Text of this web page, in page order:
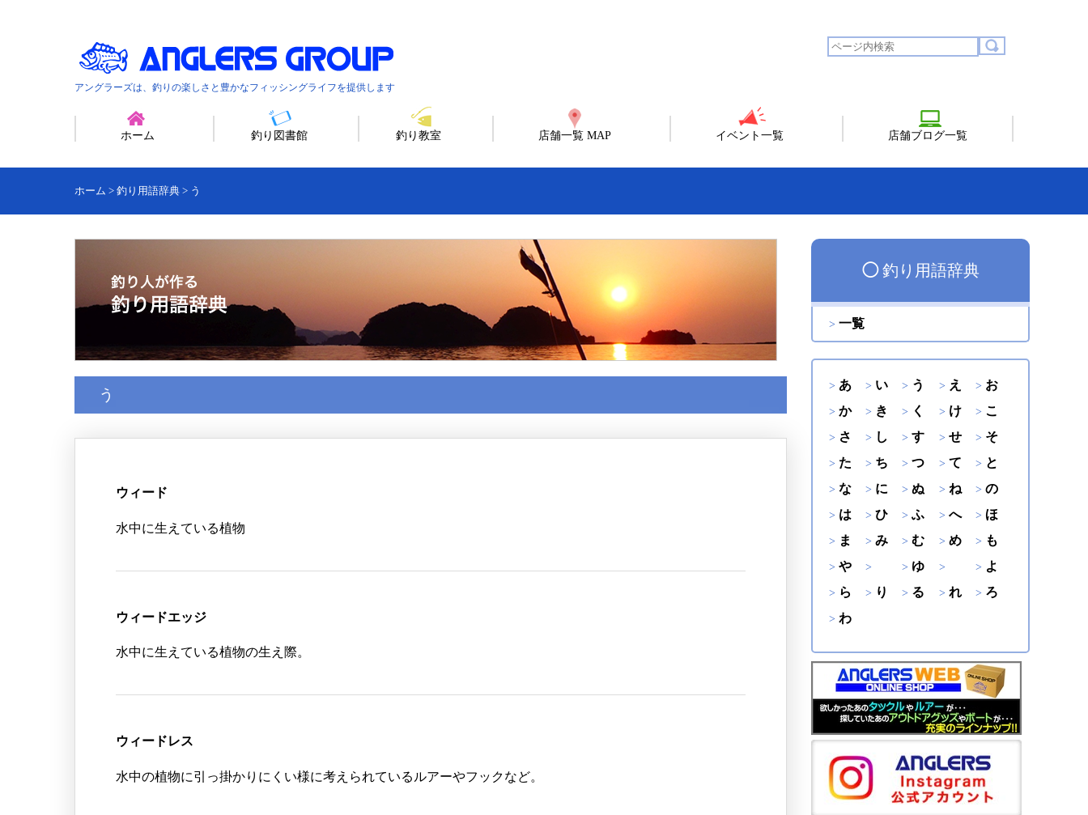
アングラーズは、釣りの楽しさと豊かなフィッシングライフを提供します
ホーム 釣り図書館 釣り教室 店舗一覧 MAP イベント一覧 店舗ブログ一覧
ホーム > 釣り用語辞典 > う
う
ウィード
水中に生えている植物
ウィードエッジ
水中に生えている植物の生え際。
ウィードレス
水中の植物に引っ掛かりにくい様に考えられているルアーやフックなど。
◯釣り用語辞典
一覧
あ い う え
お
か
き く け
こ
さ
し す せ
そ
た
ち つ て
と
な
に ぬ ね
の
は
ひ ふ へ
ほ
ま
み む め
も
や
ゆ
よ
ら
り る れ
ろ
わ